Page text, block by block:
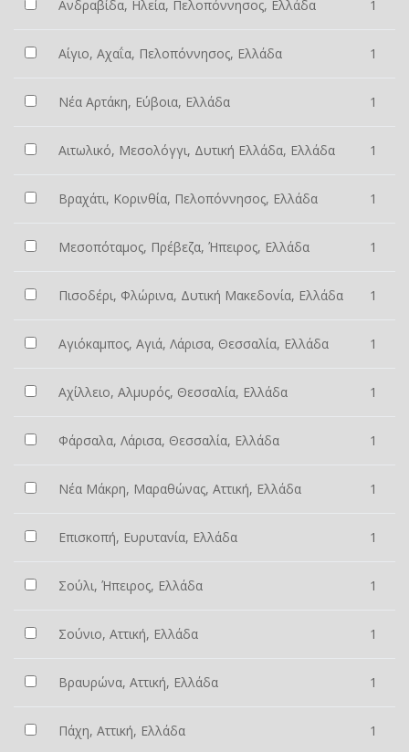
Ανδραβίδα, Ηλεία, Πελοπόννησος, Ελλάδα 1
Αίγιο, Αχαΐα, Πελοπόννησος, Ελλάδα 1
Νέα Αρτάκη, Εύβοια, Ελλάδα 1
Αιτωλικό, Μεσολόγγι, Δυτική Ελλάδα, Ελλάδα 1
Βραχάτι, Κορινθία, Πελοπόννησος, Ελλάδα 1
Μεσοπόταμος, Πρέβεζα, Ήπειρος, Ελλάδα 1
Πισοδέρι, Φλώρινα, Δυτική Μακεδονία, Ελλάδα 1
Αγιόκαμπος, Αγιά, Λάρισα, Θεσσαλία, Ελλάδα 1
Αχίλλειο, Αλμυρός, Θεσσαλία, Ελλάδα 1
Φάρσαλα, Λάρισα, Θεσσαλία, Ελλάδα 1
Νέα Μάκρη, Μαραθώνας, Αττική, Ελλάδα 1
Επισκοπή, Ευρυτανία, Ελλάδα 1
Σούλι, Ήπειρος, Ελλάδα 1
Σούνιο, Αττική, Ελλάδα 1
Βραυρώνα, Αττική, Ελλάδα 1
Πάχη, Αττική, Ελλάδα 1